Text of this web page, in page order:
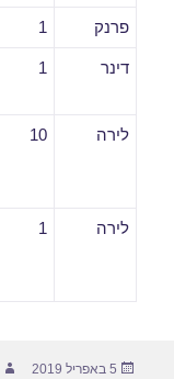
פרנק 1
דינר 1
לירה 10
לירה 1
פורסם
5 באפריל 2019